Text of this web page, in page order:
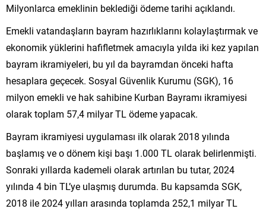
Milyonlarca emeklinin beklediği ödeme tarihi açıklandı.
Emekli vatandaşların bayram hazırlıklarını kolaylaştırmak ve
ekonomik yüklerini hafifletmek amacıyla yılda iki kez yapılan
bayram ikramiyeleri, bu yıl da bayramdan önceki hafta
hesaplara geçecek. Sosyal Güvenlik Kurumu (SGK), 16
milyon emekli ve hak sahibine Kurban Bayramı ikramiyesi
olarak toplam 57,4 milyar TL ödeme yapacak.
Bayram ikramiyesi uygulaması ilk olarak 2018 yılında
başlamış ve o dönem kişi başı 1.000 TL olarak belirlenmişti.
Sonraki yıllarda kademeli olarak artırılan bu tutar, 2024
yılında 4 bin TL’ye ulaşmış durumda. Bu kapsamda SGK,
2018 ile 2024 yılları arasında toplamda 252,1 milyar TL